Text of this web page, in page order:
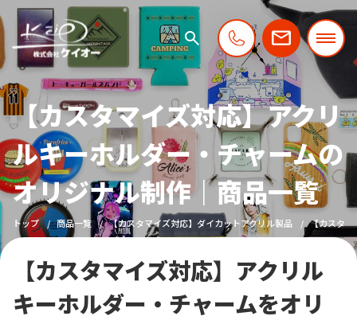
【カスタマイズ対応】アクリ
ルキーホルダー・チャームの
オリジナル制作｜商品一覧
トップ 商品一覧 【カスタマイズ対応】ダイカットアクリル製品 【カスタマ
【カスタマイズ対応】アクリル
キーホルダー・チャームをオリ